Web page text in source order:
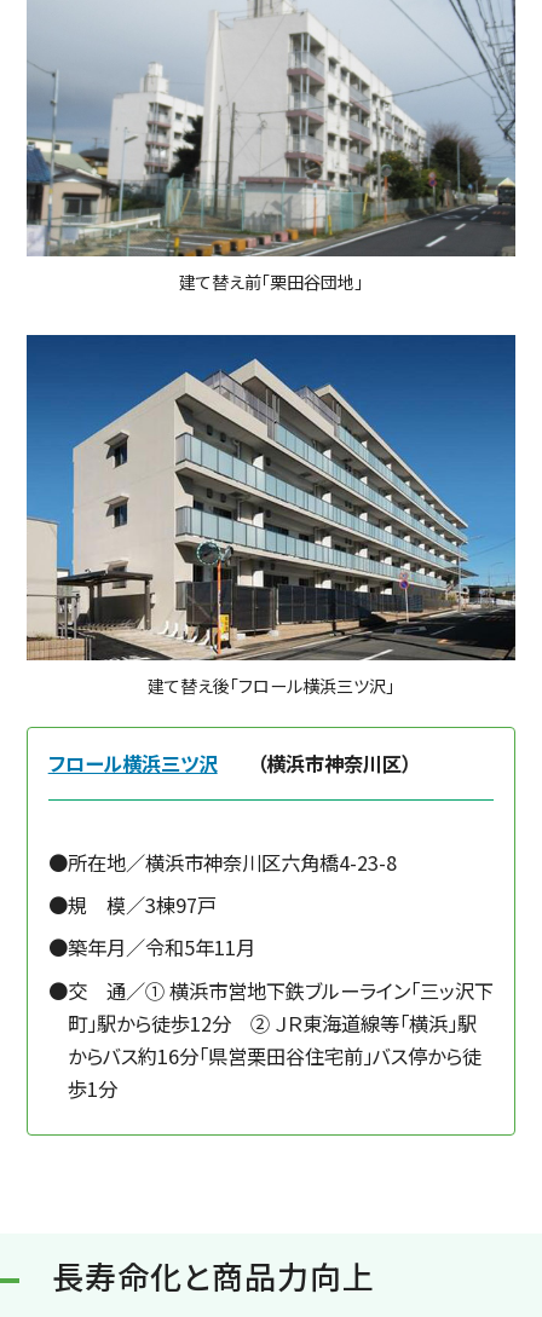
建て替え前「栗田谷団地」
建て替え後「フロール横浜三ツ沢」
フロール横浜三ツ沢 （横浜市神奈川区）
所在地／横浜市神奈川区六角橋4-23-8
規 模／3棟97戸
築年月／令和5年11月
交 通／① 横浜市営地下鉄ブルーライン「三ッ沢下
町」駅から徒歩12分 ② ＪＲ東海道線等「横浜」駅
からバス約16分「県営栗田谷住宅前」バス停から徒
歩1分
長寿命化と商品力向上